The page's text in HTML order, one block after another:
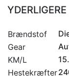
Brændstof
Gear
KM/L
Hestekræfter